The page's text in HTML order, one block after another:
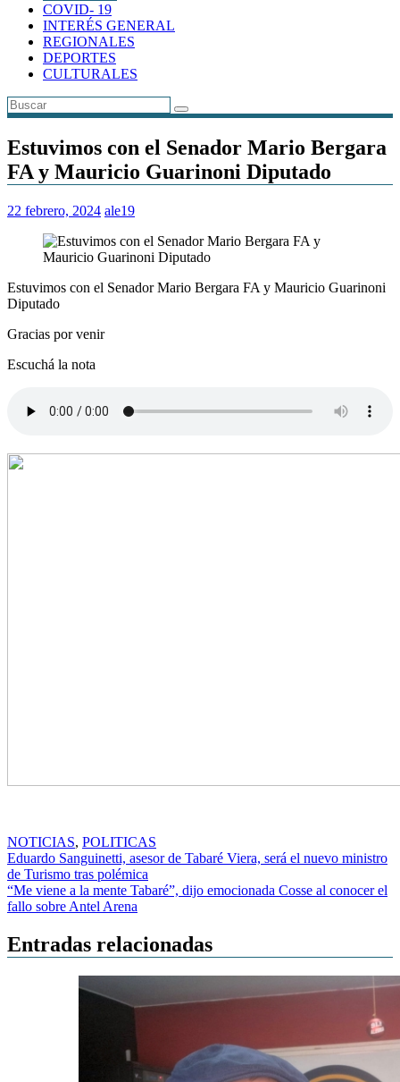
COVID- 19
INTERÉS GENERAL
REGIONALES
DEPORTES
CULTURALES
Estuvimos con el Senador Mario Bergara
FA y Mauricio Guarinoni Diputado
22 febrero, 2024 ale19
Estuvimos con el Senador Mario Bergara FA y Mauricio Guarinoni
Diputado
Gracias por venir
Escuchá la nota
NOTICIAS, POLITICAS
Navegación
de
entradas
Eduardo Sanguinetti, asesor de Tabaré Viera, será el nuevo ministro
de Turismo tras polémica
“Me viene a la mente Tabaré”, dijo emocionada Cosse al conocer el
fallo sobre Antel Arena
Entradas relacionadas